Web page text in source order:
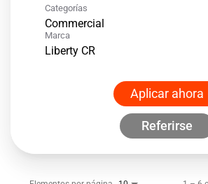
Categorías
Commercial
Marca
Liberty CR
Aplicar ahora
Referirse